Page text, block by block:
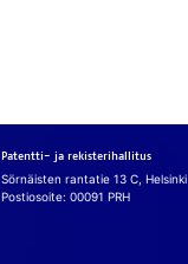
Patentti- ja rekisterihallitus
Sörnäisten rantatie 13 C, Helsinki
Postiosoite: 00091 PRH